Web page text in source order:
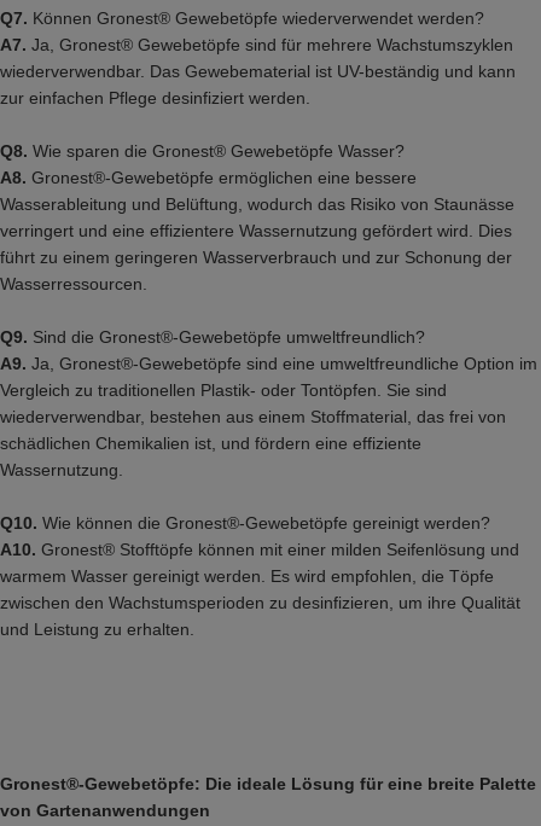
Q7. Können Gronest® Gewebetöpfe wiederverwendet werden?
A7. Ja, Gronest® Gewebetöpfe sind für mehrere Wachstumszyklen
wiederverwendbar. Das Gewebematerial ist UV-beständig und kann
zur einfachen Pflege desinfiziert werden.
Q8. Wie sparen die Gronest® Gewebetöpfe Wasser?
A8. Gronest®-Gewebetöpfe ermöglichen eine bessere
Wasserableitung und Belüftung, wodurch das Risiko von Staunässe
verringert und eine effizientere Wassernutzung gefördert wird. Dies
führt zu einem geringeren Wasserverbrauch und zur Schonung der
Wasserressourcen.
Q9. Sind die Gronest®-Gewebetöpfe umweltfreundlich?
A9. Ja, Gronest®-Gewebetöpfe sind eine umweltfreundliche Option im
Vergleich zu traditionellen Plastik- oder Tontöpfen. Sie sind
wiederverwendbar, bestehen aus einem Stoffmaterial, das frei von
schädlichen Chemikalien ist, und fördern eine effiziente
Wassernutzung.
Q10. Wie können die Gronest®-Gewebetöpfe gereinigt werden?
A10. Gronest® Stofftöpfe können mit einer milden Seifenlösung und
warmem Wasser gereinigt werden. Es wird empfohlen, die Töpfe
zwischen den Wachstumsperioden zu desinfizieren, um ihre Qualität
und Leistung zu erhalten.
Gronest®-Gewebetöpfe: Die ideale Lösung für eine breite Palette
von Gartenanwendungen